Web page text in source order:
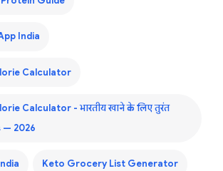
India
Calculator
Calculator - भारतीय खाने के लिए तुरंत
— 2026
Keto Grocery List Generator